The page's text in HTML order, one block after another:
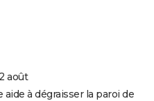
août
à dégraisser la paroi de